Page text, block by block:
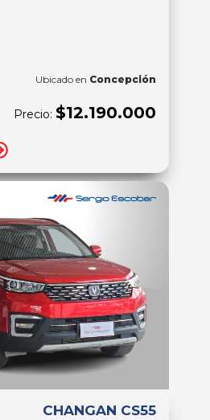
Ubicado en Concepción
Precio: $12.190.000
CHANGAN CS55